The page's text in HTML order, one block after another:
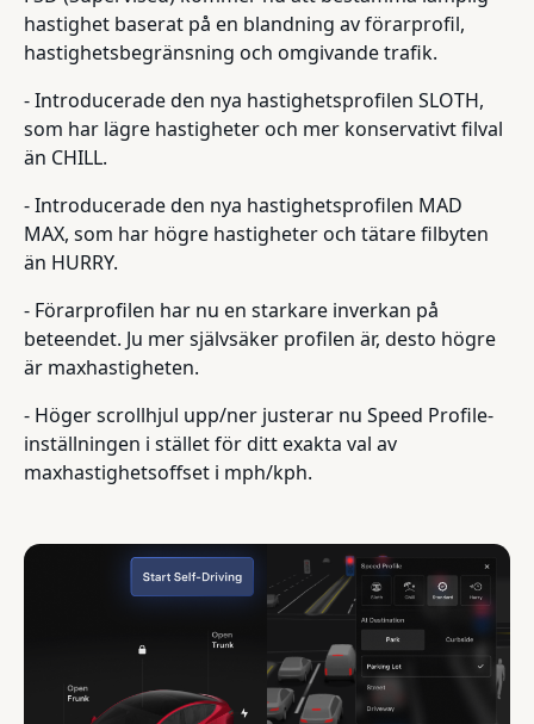
hastighet baserat på en blandning av förarprofil,
hastighetsbegränsning och omgivande trafik.
- Introducerade den nya hastighetsprofilen SLOTH,
som har lägre hastigheter och mer konservativt filval
än CHILL.
- Introducerade den nya hastighetsprofilen MAD
MAX, som har högre hastigheter och tätare filbyten
än HURRY.
- Förarprofilen har nu en starkare inverkan på
beteendet. Ju mer självsäker profilen är, desto högre
är maxhastigheten.
- Höger scrollhjul upp/ner justerar nu Speed Profile-
inställningen i stället för ditt exakta val av
maxhastighetsoffset i mph/kph.